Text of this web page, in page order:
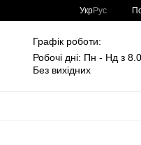
УкрРус
Графік роботи:
Робочі дні: Пн - Нд з
Без вихідних